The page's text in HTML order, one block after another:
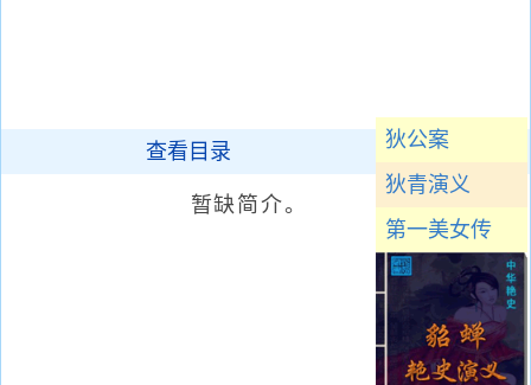
狄公案
狄青演义
第一美女传
查看目录
暂缺简介。